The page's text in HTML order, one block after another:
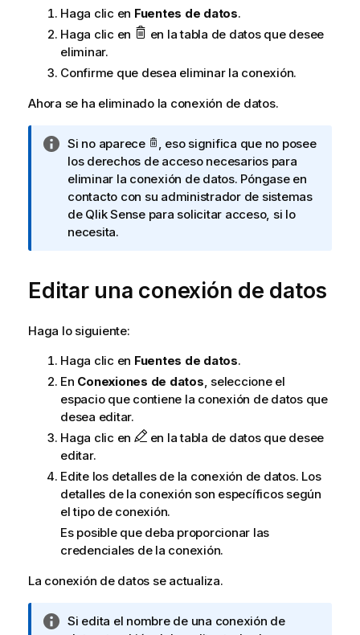
a
Haga clic en Fuentes de datos.
Haga clic en
en la tabla de datos que desee
eliminar.
Confirme que desea eliminar la conexión.
Ahora se ha eliminado la conexión de datos.
N
o
t
a
i
n
r
m
t
i
a
Si no aparece
, eso significa que no posee
los derechos de acceso necesarios para
eliminar la conexión de datos. Póngase en
contacto con su administrador de sistemas
de Qlik Sensepara solicitar acceso, si lo
necesita.
Editar una conexión de datos
Haga lo siguiente:
Haga clic en Fuentes de datos.
En Conexiones de datos, seleccione el
espacio que contiene la conexión de datos que
desea editar.
Haga clic en
en la tabla de datos que desee
editar.
Edite los detalles de la conexión de datos. Los
detalles de la conexión son específicos según
el tipo de conexión.
Es posible que deba proporcionar las
credenciales de la conexión.
La conexión de datos se actualiza.
N
Si edita el nombre de una conexión de